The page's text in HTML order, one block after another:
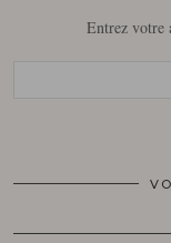
Entrez votre